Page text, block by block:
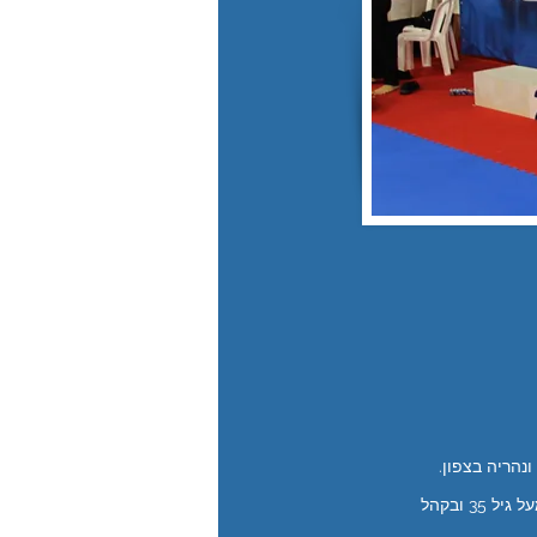
627 משתתפים התחרו בקטגוריות השונות (חלקם ביותר מאחת), מגיל 8 עד בוגרים כולל וטרנים מעל גיל 35 ובקהל